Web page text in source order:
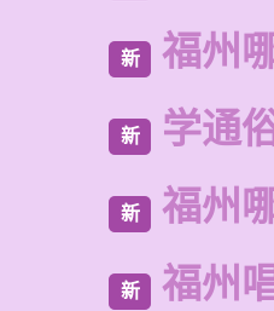
新 福州
新 学通
新 福州
新 福州